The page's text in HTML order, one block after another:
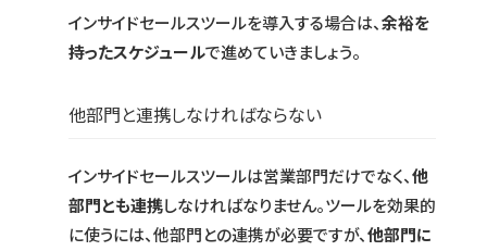
インサイドセールスツールを導入する場合は、余裕を
持ったスケジュールで進めていきましょう。
他部門と連携しなければならない
インサイドセールスツールは営業部門だけでなく、他
部門とも連携しなければなりません。ツールを効果的
に使うには、他部門との連携が必要ですが、他部門に